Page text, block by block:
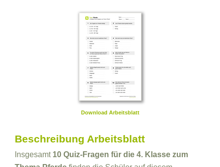
Download Arbeitsblatt
Beschreibung Arbeitsblatt
Insgesamt 10 Quiz-Fragen für die 4. Klasse zum